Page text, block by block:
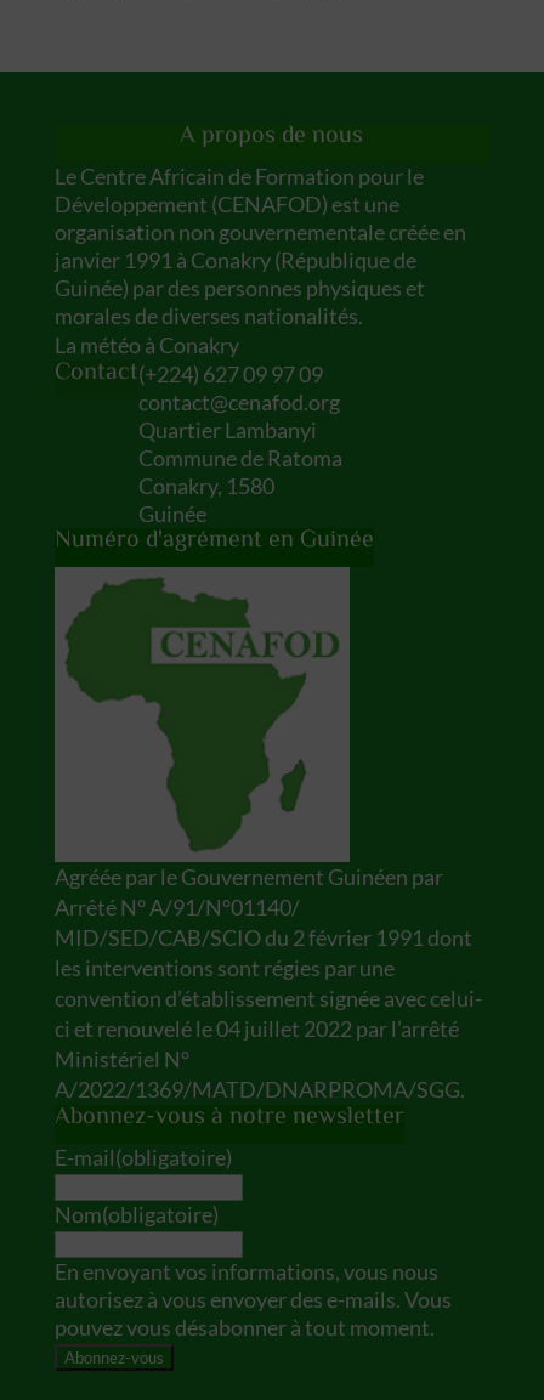
A propos de nous
Le Centre Africain de Formation pour le
Développement (CENAFOD) est une
organisation non gouvernementale créée en
janvier 1991 à Conakry (République de
Guinée) par des personnes physiques et
morales de diverses nationalités.
La météo à Conakry
Contact(+224) 627 09 97 09
contact@cenafod.org
Quartier Lambanyi
Commune de Ratoma
Conakry, 1580
Guinée
Numéro d'agrément en Guinée
Agréée par le Gouvernement Guinéen par
Arrêté N° A/91/N°01140/
MID/SED/CAB/SCIO du 2 février 1991 dont
les interventions sont régies par une
convention d’établissement signée avec celui-
ci et renouvelé le 04 juillet 2022 par l’arrêté
Ministériel N°
A/2022/1369/MATD/DNARPROMA/SGG.
Abonnez-vous à notre newsletter
E-mail(obligatoire)
Nom(obligatoire)
En envoyant vos informations, vous nous
autorisez à vous envoyer des e-mails. Vous
pouvez vous désabonner à tout moment.
Abonnez-vous